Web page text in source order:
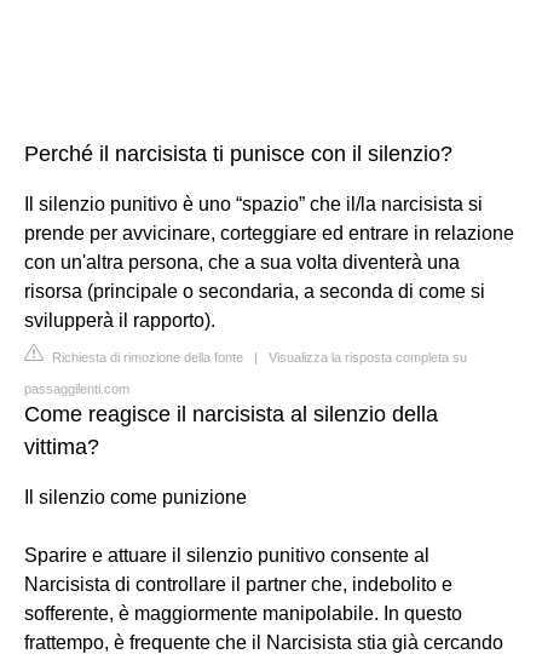
Perché il narcisista ti punisce con il silenzio?
Il silenzio punitivo è uno “spazio” che il/la narcisista si
prende per avvicinare, corteggiare ed entrare in relazione
con un'altra persona, che a sua volta diventerà una
risorsa (principale o secondaria, a seconda di come si
svilupperà il rapporto).
Richiesta di rimozione della fonte | Visualizza la risposta completa su
passaggilenti.com
Come reagisce il narcisista al silenzio della
vittima?
Il silenzio come punizione
Sparire e attuare il silenzio punitivo consente al
Narcisista di controllare il partner che, indebolito e
sofferente, è maggiormente manipolabile. In questo
frattempo, è frequente che il Narcisista stia già cercando